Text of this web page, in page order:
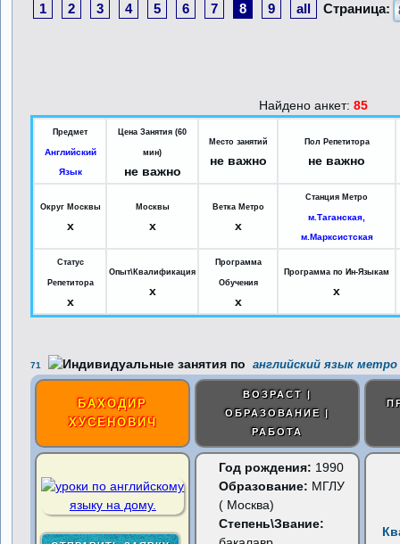
1 2 3 4 5 6 7 8 9 all Страница:
Найдено анкет: 85
Предмет
Английский
Язык
Цена Занятия (60
мин)
не важно
Место занятий
не важно
Пол Репетитора
не важно
Округ Москвы
x
Москвы
x
Ветка Метро
x
Станция Метро
м.Таганская,
м.Марксистская
Статус
Репетитора
x
Опыт\Квалификация
x
Программа
Обучения
x
Программа по Ин-Языкам
x
71 английский язык
БАХОДИР
ХУСЕНОВИЧ
ВОЗРАСТ |
ОБРАЗОВАНИЕ |
РАБОТА
Год рождения: 1990
Образование: МГЛУ
( Москва)
Степень\Звание: